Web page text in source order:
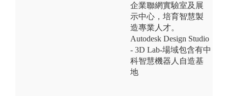
企業聯網實驗室及展
示中心，培育智慧製
造專業人才。
Autodesk Design Studio
- 3D Lab-場域包含有中
科智慧機器人自造基
地